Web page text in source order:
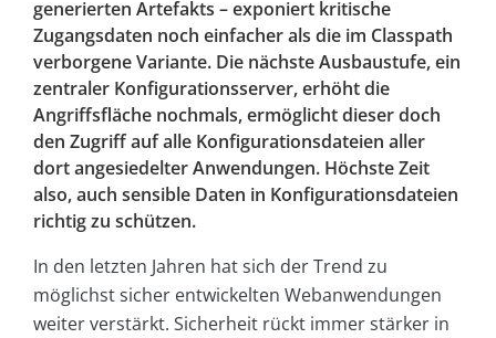
generierten Artefakts – exponiert kritische
Zugangsdaten noch einfacher als die im Classpath
verborgene Variante. Die nächste Ausbaustufe, ein
zentraler Konfigurationsserver, erhöht die
Angriffsfläche nochmals, ermöglicht dieser doch
den Zugriff auf alle Konfigurationsdateien aller
dort angesiedelter Anwendungen. Höchste Zeit
also, auch sensible Daten in Konfigurationsdateien
richtig zu schützen.
In den letzten Jahren hat sich der Trend zu
möglichst sicher entwickelten Webanwendungen
weiter verstärkt. Sicherheit rückt immer stärker in